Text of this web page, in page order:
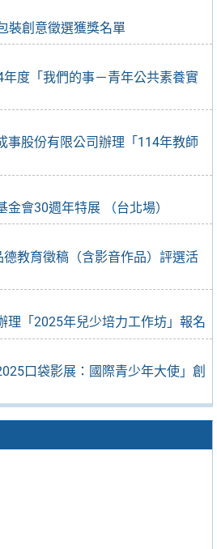
裝創意徵選獲獎名單
年度「我們的事－青年公共素養實
事股份有限公司辦理「114年教師
金會30週年特展 （台北場）
德教育徵稿（含影音作品）評選活
理「2025年兒少培力工作坊」報名
口袋影展：國際青少年大使」創